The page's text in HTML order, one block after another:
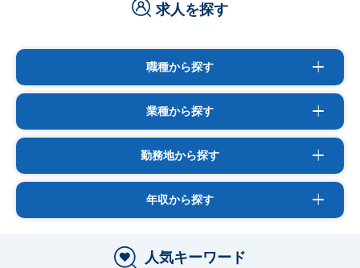
求人を探す
職種から探す
業種から探す
勤務地から探す
年収から探す
人気キーワード